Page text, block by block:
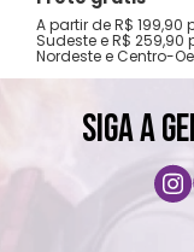
A partir de R$ 199,90
Sudeste e R$ 259,90
Nordeste e Centro-
SIGA A